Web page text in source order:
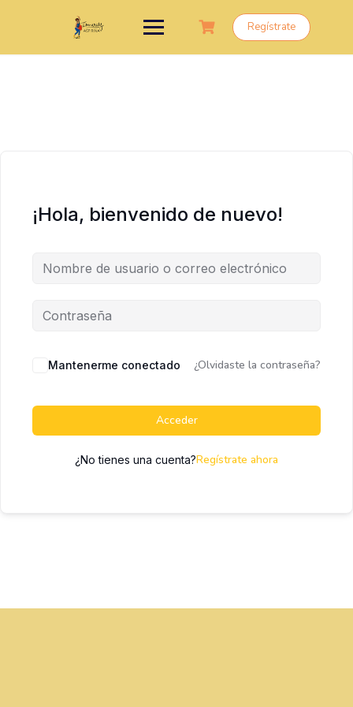
Regístrate
¡Hola, bienvenido de nuevo!
Mantenerme conectado ¿Olvidaste la contraseña?
Acceder
¿No tienes una cuenta?Regístrate ahora